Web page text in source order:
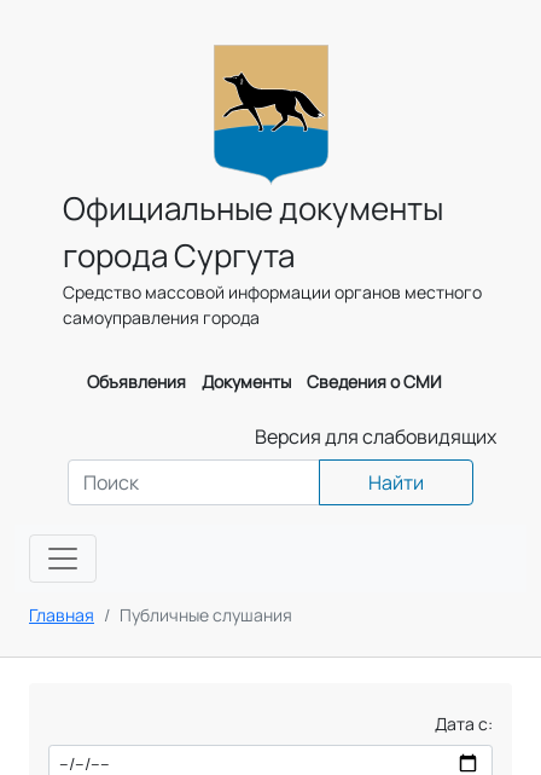
Официальные документы
города Сургута
Средство массовой информации органов местного
самоуправления города
Объявления Документы Сведения о СМИ
Версия для слабовидящих
Найти
Главная Публичные слушания
Дата с: